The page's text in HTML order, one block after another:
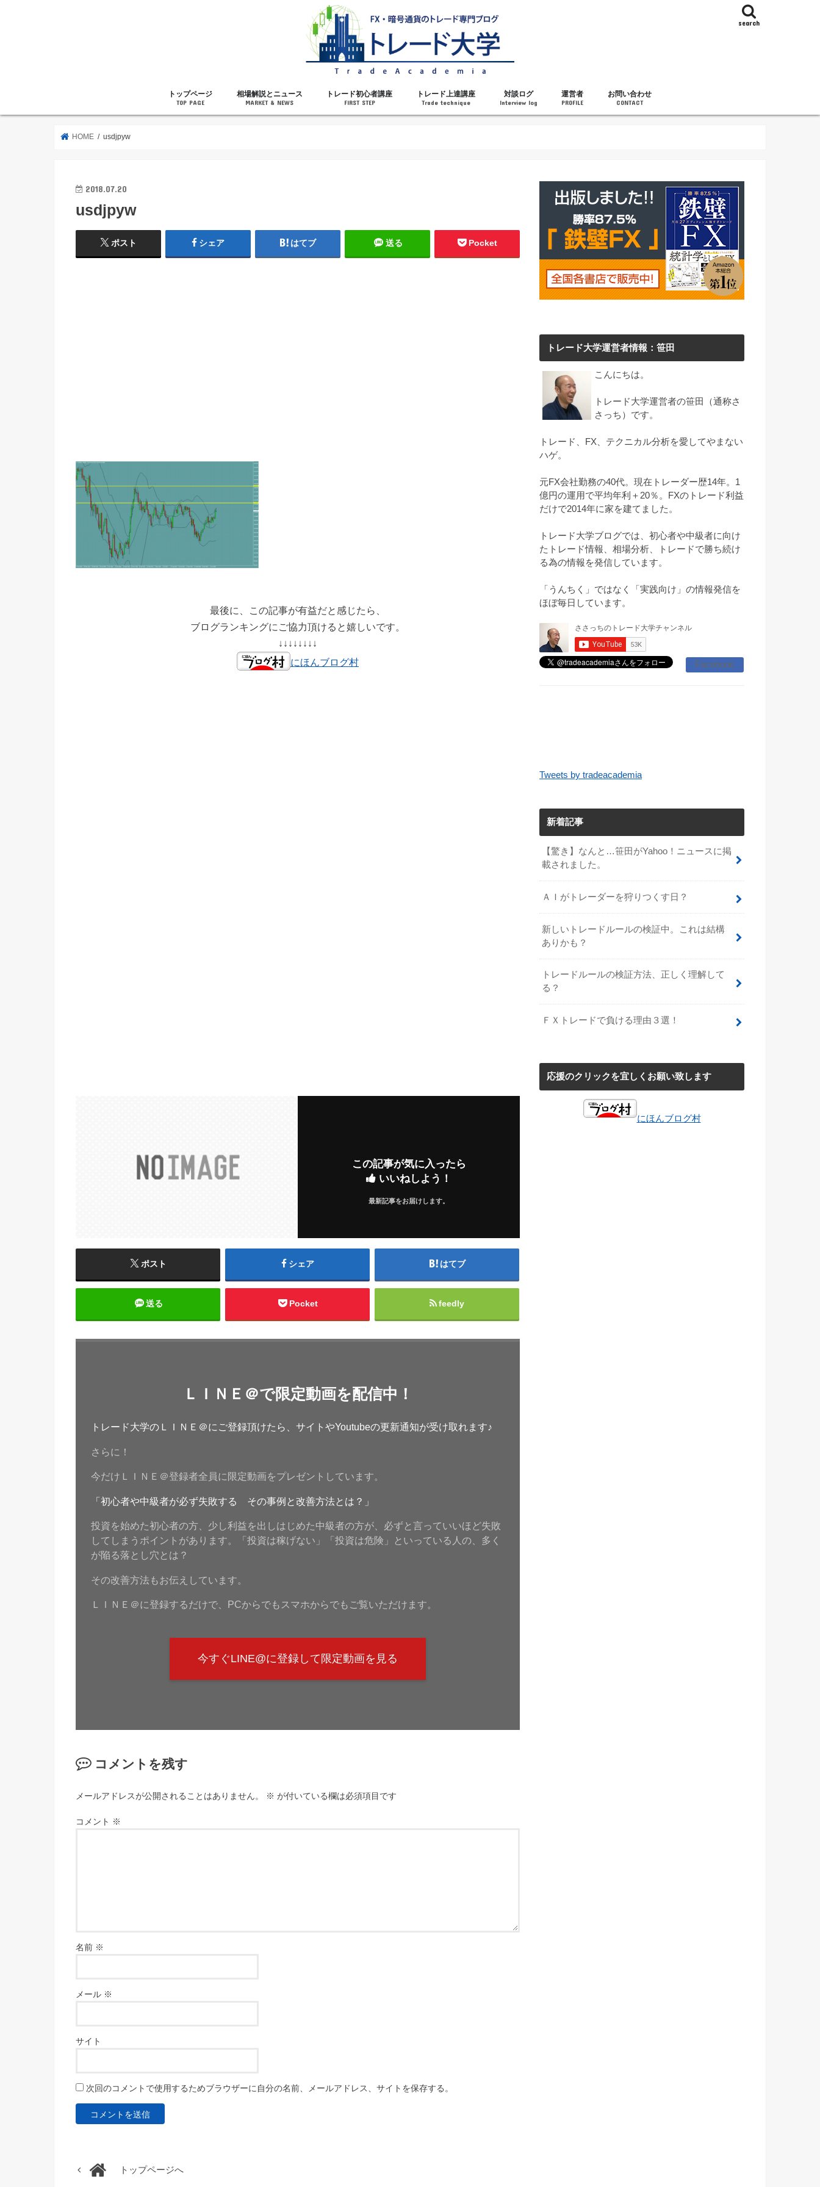
search
トップページ
TOP PAGE
相場解説とニュース
MARKET & NEWS
トレード初心者講座
FIRST STEP
トレード上達講座
Trade technique
対談ログ
Interview log
運営者
PROFILE
お問い合わせ
CONTACT
HOME usdjpyw
2018.07.20
usdjpyw
ポスト シェア はてブ 送る Pocket
最後に、この記事が有益だと感じたら、
ブログランキングにご協力頂けると嬉しいです。
↓↓↓↓↓↓↓↓
にほんブログ村
この記事が気に入ったら
いいねしよう！
最新記事をお届けします。
ポスト シェア はてブ
送る Pocket feedly
ＬＩＮＥ＠で限定動画を配信中！
トレード大学のＬＩＮＥ＠にご登録頂けたら、サイトやYoutubeの更新通知が受け取れます♪
さらに！
今だけＬＩＮＥ＠登録者全員に限定動画をプレゼントしています。
「初心者や中級者が必ず失敗する その事例と改善方法とは？」
投資を始めた初心者の方、少し利益を出しはじめた中級者の方が、必ずと言っていいほど失敗
してしまうポイントがあります。「投資は稼げない」「投資は危険」といっている人の、多く
が陥る落とし穴とは？
その改善方法もお伝えしています。
ＬＩＮＥ＠に登録するだけで、PCからでもスマホからでもご覧いただけます。
今すぐLINE@に登録して限定動画を見る
コメントを残す
メールアドレスが公開されることはありません。 ※ が付いている欄は必須項目です
コメント ※
名前 ※
メール ※
サイト
次回のコメントで使用するためブラウザーに自分の名前、メールアドレス、サイトを保存する。
トップページへ
トレード大学運営者情報：笹田
こんにちは。
トレード大学運営者の笹田（通称さ
さっち）です。
トレード、FX、テクニカル分析を愛してやまない
ハゲ。
元FX会社勤務の40代。現在トレーダー歴14年。1
億円の運用で平均年利＋20％。FXのトレード利益
だけで2014年に家を建てました。
トレード大学ブログでは、初心者や中級者に向け
たトレード情報、相場分析、トレードで勝ち続け
る為の情報を発信しています。
「うんちく」ではなく「実践向け」の情報発信を
ほぼ毎日しています。
Facebook
Tweets by tradeacademia
新着記事
【驚き】なんと…笹田がYahoo！ニュースに掲
載されました。
ＡＩがトレーダーを狩りつくす日？
新しいトレードルールの検証中。これは結構
ありかも？
トレードルールの検証方法、正しく理解して
る？
ＦＸトレードで負ける理由３選！
応援のクリックを宜しくお願い致します
にほんブログ村